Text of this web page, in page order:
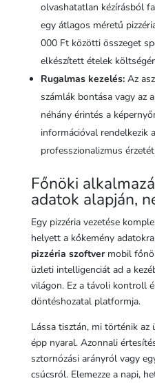
olvashatatlan kézírásból
egy átlagos méretű
000 Ft közötti összeget
elkészített ételek
Rugalmas kezelés:Az
számlák bontása vagy az
néhány érintés a
információval rendelkezik
professzionalizmus
Főnöki
adatok alapján,
Egy pizzéria vezetése
helyett a kőkemény
pizzéria szoftvermobil
üzleti intelligenciát ad a
világon. Ez a távoli kontroll
döntéshozatal platformja.
Lássa tisztán, mi történik az
épp nyaral. Azonnali
sztornózási arányról vagy
csúcsról. Elemezze a napi,